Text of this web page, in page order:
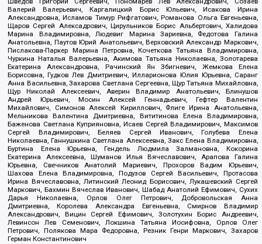
Валерий Валерьевич, Каргалицкий Борис Юльевич, Исакова Ирина
Александровна, Исламов Тимур Рифгатович, Романова Ольга Евгеньевна,
Щаров Сергей Алексадрович, Цирульников Борис Альбертович, Халидова
Марина Владимировна, Людевиг Марина Зариевна, Федотова Галина
Анатольевна, Паутов Юрий Анатольевич, Верховский Александр Маркович,
Пислакова-Паркер Марина Петровна, Кочеткова Татьяна Владимировна,
Чуркина Наталья Валерьевна, Акимова Татьяна Николаевна, Золотарева
Екатерина Александровна, Рачинский Ян Збигневич, Жемкова Елена
Борисовна, Гудков Лев Дмитриевич, Илларионова Юлия Юрьевна, Саранг
Анна Васильевна, Захарова Светлана Сергеевна, Щур Татьяна Михайловна,
Щур Николай Алексеевич, Аверин Владимир Анатольевич, Блинушов
Андрей Юрьевич, Мосин Алексей Геннадьевич, Гефтер Валентин
Михайлович, Симонов Алексей Кириллович, Флиге Ирина Анатольевна,
Мельникова Валентина Дмитриевна, Вититинова Елена Владимировна,
Баженова Светлана Куприяновна, Исаев Сергей Владимирович, Максимов
Сергей Владимирович, Беляев Сергей Иванович, Голубева Елена
Николаевна, Ганнушкина Светлана Алексеевна, Закс Елена Владимировна,
Буртина Елена Юрьевна, Гендель Людмила Залмановна, Кокорина
Екатерина Алексеевна, Шуманов Илья Вячеславович, Арапова Галина
Юрьевна, Свечников Анатолий Мариевич, Прохоров Вадим Юрьевич,
Шахова Елена Владимировна, Подузов Сергей Васильевич, Протасова
Ирина Вячеславовна, Литинский Леонид Борисович, Лукашевский Сергей
Маркович, Бахмин Вячеслав Иванович, Шабад Анатолий Ефимович, Сухих
Дарья Николаевна, Орлов Олег Петрович, Добровольская Анна
Дмитриевна, Королева Александра Евгеньевна, Смирнов Владимир
Александрович, Вицин Сергей Ефимович, Золотухин Борис Андреевич,
Левинсон Лев Семенович, Локшина Татьяна Иосифовна, Орлов Олег
Петрович, Полякова Мара Федоровна, Резник Генри Маркович, Захаров
Герман Константинович